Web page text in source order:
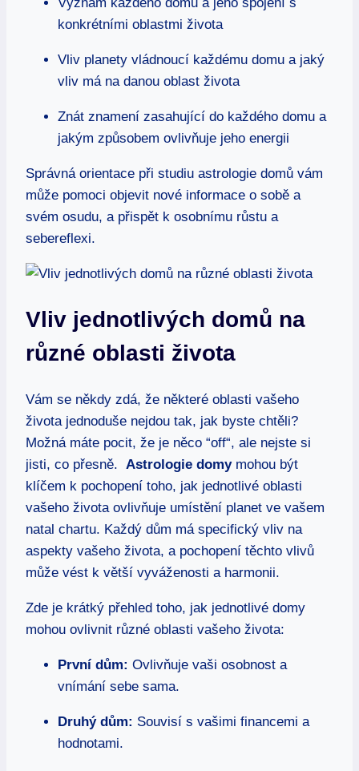
konkrétními oblastmi života
Vliv planety‍ vládnoucí ‍každému⁢ domu a jaký
vliv má ‌na ⁢danou oblast života
Znát znamení zasahující do ⁣každého domu a
jakým způsobem⁣ ovlivňuje jeho energii
Správná‌ orientace při‍ studiu‍ astrologie domů vám
může⁤ pomoci​ objevit nové ⁤informace o sobě a
svém osudu, ⁢a přispět k osobnímu růstu a
⁣sebereflexi.
Vliv jednotlivých domů na⁣
různé oblasti života
Vám se někdy zdá,‍ že ‍některé oblasti vašeho
života jednoduše ‌nejdou‌ tak, jak⁣ byste chtěli?
Možná máte pocit, že ⁢je něco ⁤“off“, ale ⁢nejste si
jisti, co přesně. ‍ Astrologie domymohou být⁣
klíčem k ‌pochopení toho,⁣ jak​ jednotlivé oblasti
vašeho života ovlivňuje‍ umístění planet ve‌ vašem
natal chartu. Každý dům má ‌specifický vliv na
aspekty ​vašeho života, a ⁢pochopení těchto ‍vlivů
může vést k ‍větší vyváženosti ⁣a ⁣harmonii.
Zde je krátký přehled toho, jak jednotlivé ⁢domy⁣
mohou ovlivnit⁢ různé ⁣oblasti vašeho života:
První⁢ dům: Ovlivňuje vaši ⁣osobnost a⁣
vnímání sebe sama.
Druhý dům: ‌Souvisí s vašimi financemi‌ a
hodnotami.